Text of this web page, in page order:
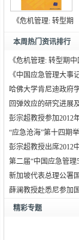
《危机管理: 转型期
中
本周热门资讯排行
《危机管理: 转型期
《中国应急管理大事
哈佛大学肯尼迪政府
回弹效应的研究进展
彭宗超教授参加2012
“应急沧海”第十四期
彭宗超教授出席2012
第二届“中国应急管理
新加坡代表总理公署
薛澜教授赴悉尼参加
精彩专题